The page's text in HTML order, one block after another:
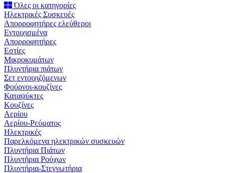
Όλες οι κατηγορίες
Ηλεκτρικές Συσκευές
Απορροφητήρες ελεύθεροι
Εντοιχισμένα
Απορροφητήρες
Εστίες
Μικροκυμάτων
Πλυντήρια πιάτων
Σετ εντοιχιζόμενων
Φούρνοι-κουζίνες
Καταψύκτες
Κουζίνες
Αερίου
Αερίου-Ρεύματος
Ηλεκτρικές
Παρελκόμενα ηλεκτρικών συσκευών
Πλυντήρια Πιάτων
Πλυντήρια Ρούχων
Πλυντήρια-Στεγνωτήρια